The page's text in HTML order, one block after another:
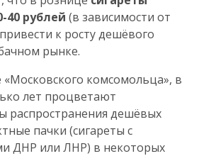
40 рублей (в зависимости от
к росту дешёвого
рынке.
комсомольца», в
лет процветают
распространения дешёвых
пачки (сигареты с
ДНР или ЛНР) в некоторых